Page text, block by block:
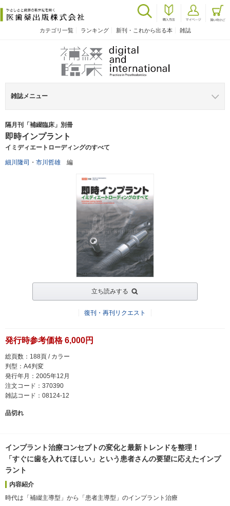
カテゴリ一覧 ランキング 新刊・これから出る本 雑誌
雑誌メニュー
隔月刊「補綴臨床」別冊
即時インプラント
イミディエートローディングのすべて
細川隆司 ・ 市川哲雄 編
立ち読みする
復刊・再刊リクエスト
発行時参考価格 6,000円
総頁数：188頁 / カラー
判型：A4判変
発行年月：2005年12月
注文コード：370390
雑誌コード：08124-12
品切れ
インプラント治療コンセプトの変化と最新トレンドを整理！
「すぐに歯を入れてほしい」という患者さんの要望に応えたインプ
ラント
内容紹介
時代は「補綴主導型」から「患者主導型」のインプラント治療